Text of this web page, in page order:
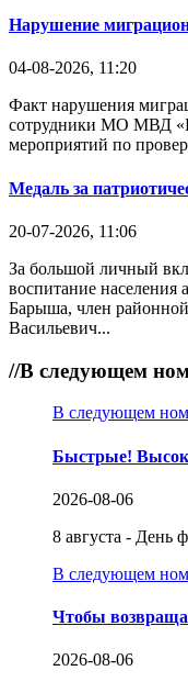
Нарушение
04-08-2026, 11:20
Факт нарушения
сотрудники МО МВД
мероприятий по
Медаль за
20-07-2026, 11:06
За большой личный
воспитание населения
Барыша, член
Васильевич...
//В следующем
В следующем
Быстрые!
2026-08-06
8 августа - День
В следующем
Чтобы
2026-08-06